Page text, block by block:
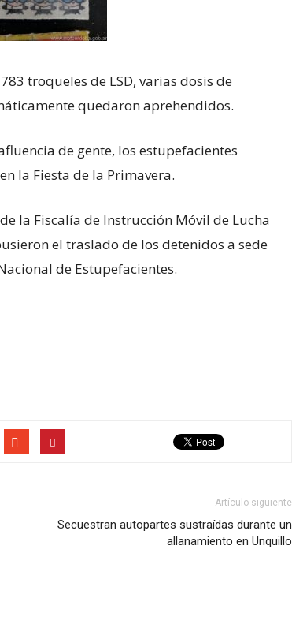
troqueles de LSD, varias dosis de
quedaron aprehendidos.
de gente, los estupefacientes
la Fiesta de la Primavera.
la Fiscalía de Instrucción Móvil de Lucha
el traslado de los detenidos a sede
de Estupefacientes.
Artículo siguiente
Secuestran autopartes sustraídas durante un
allanamiento en Unquillo